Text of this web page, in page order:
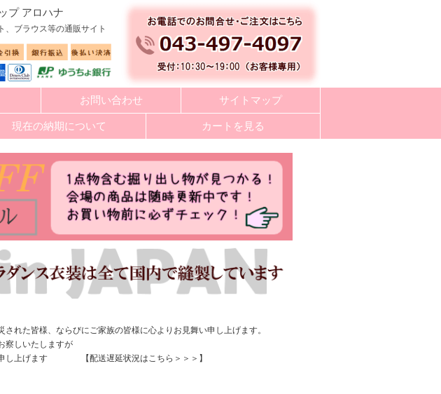
プ アロハナ
、ブラウス等の通販サイト
お問い合わせ サイトマップ
現在の納期について カートを見る
れた皆様、ならびにご家族の皆様に心よりお見舞い申し上げます。
察しいたしますが
り申し上げます
【配送遅延状況はこちら＞＞＞】